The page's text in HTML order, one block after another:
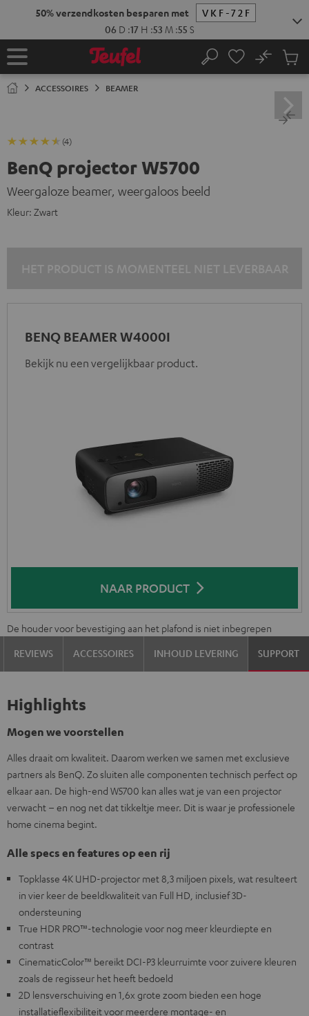
50% verzendkosten besparen met
VKF-72F
06 D :17 H :53 M :54 S
Home Zoeken
No
ACCESSOIRES BEAMER
(4)
BenQ projector W5700
Weergaloze beamer, weergaloos beeld
Kleur: Zwart
BENQ BEAMER W4000I
Bekijk nu een vergelijkbaar product.
NAAR PRODUCT
De houder voor bevestiging aan het plafond is niet inbegrepen
REVIEWS
ACCESSOIRES INHOUD LEVERING SUPPORT
Highlights
Mogen we voorstellen
Alles draait om kwaliteit. Daarom werken we samen met exclusieve
partners als BenQ. Zo sluiten alle componenten technisch perfect op
elkaar aan. De high-end W5700 kan alles wat je van een projector
verwacht – en nog net dat tikkeltje meer. Dit is waar je professionele
home cinema begint.
Alle specs en features op een rij
Topklasse 4K UHD-projector met 8,3 miljoen pixels, wat resulteert
in vier keer de beeldkwaliteit van Full HD, inclusief 3D-
ondersteuning
True HDR PRO™-technologie voor nog meer kleurdiepte en
contrast
CinematicColor™ bereikt DCI-P3 kleurruimte voor zuivere kleuren
zoals de regisseur het heeft bedoeld
2D lensverschuiving en 1,6x grote zoom bieden een hoge
installatieflexibiliteit voor meerdere montage- en